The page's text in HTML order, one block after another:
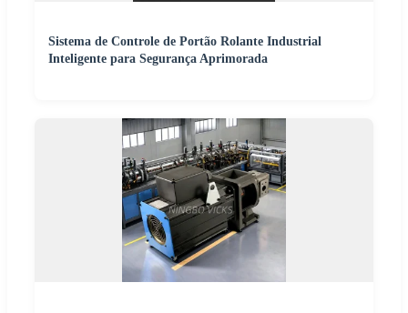
Sistema de Controle de Portão Rolante Industrial
Inteligente para Segurança Aprimorada